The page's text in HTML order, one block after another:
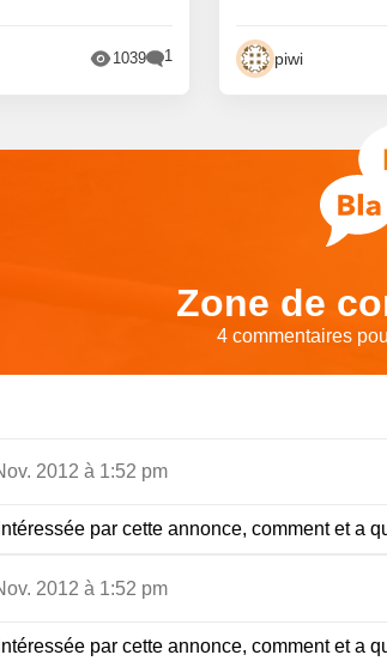
1039 1 piwi
Zone de
4 commentaires
2012 à 1:52 pm
par cette annonce, comment et a
2012 à 1:52 pm
par cette annonce, comment et a